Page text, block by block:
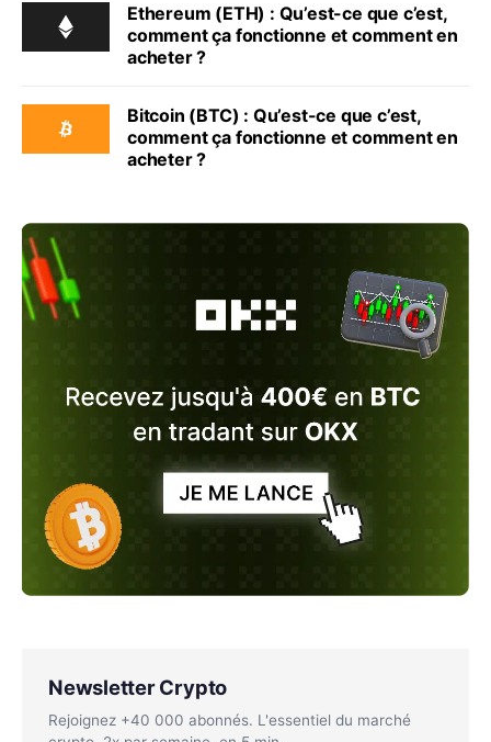
Ethereum (ETH) : Qu’est-ce que c’est,
comment ça fonctionne et comment en
acheter ?
Bitcoin (BTC) : Qu’est-ce que c’est,
comment ça fonctionne et comment en
acheter ?
Newsletter Crypto
Rejoignez +40 000 abonnés. L'essentiel du marché